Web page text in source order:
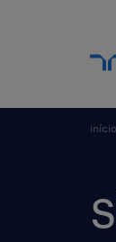
início